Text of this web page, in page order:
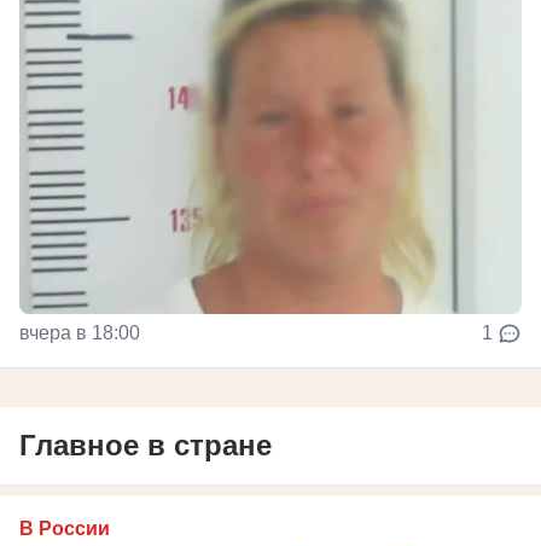
вчера в 18:00 1
Главное в стране
В России